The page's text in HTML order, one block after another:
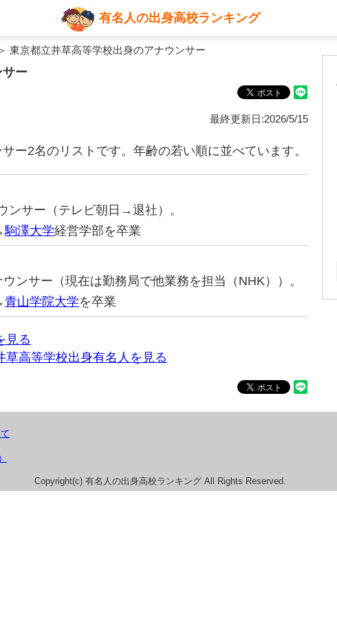
有名人の出身高校ランキング
東京都立井草高等学校出身のアナウンサー
サー
最終更新日:2026/5/15
ー2名のリストです。年齢の若い順に並べています。
ンサー（テレビ朝日→退社）。
駒澤大学経営学部を卒業
ンサー（現在は勤務局で他業務を担当（NHK））。
青山学院大学を卒業
見る
高等学校出身有名人を見る
Copyright(c) 有名人の出身高校ランキング All Rights Reserved.